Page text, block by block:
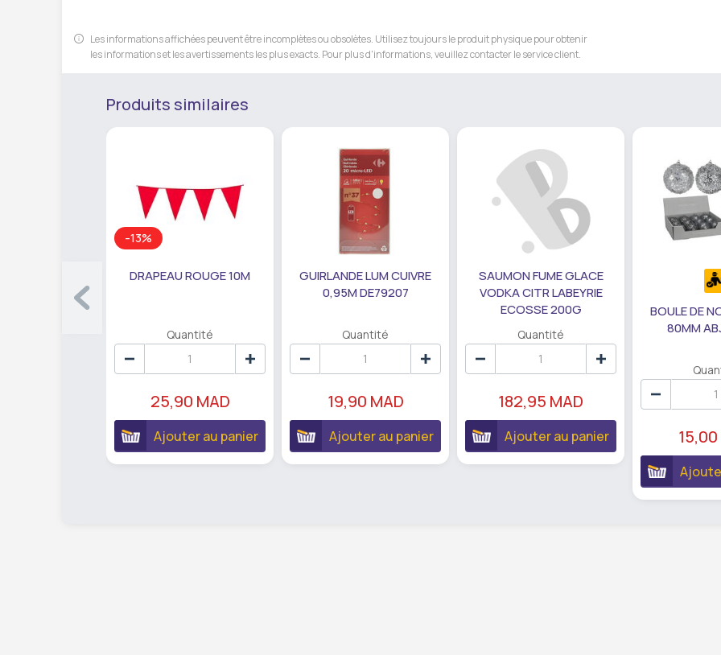
Les informations affichées peuvent être incomplètes ou obsolètes. Utilisez toujours le produit physique pour obtenir
les informations et les avertissements les plus exacts. Pour plus d'informations, veuillez contacter le service client.
Produits similaires
-13%
DRAPEAU ROUGE 10M
Quantité
25,90 MAD
Ajouter au panier
GUIRLANDE LUM CUIVRE
0,95M DE79207
Quantité
19,90 MAD
Ajouter au panier
SAUMON FUME GLACE
VODKA CITR LABEYRIE
ECOSSE 200G
Quantité
182,95 MAD
Ajouter au panier
BOULE DE
80MM